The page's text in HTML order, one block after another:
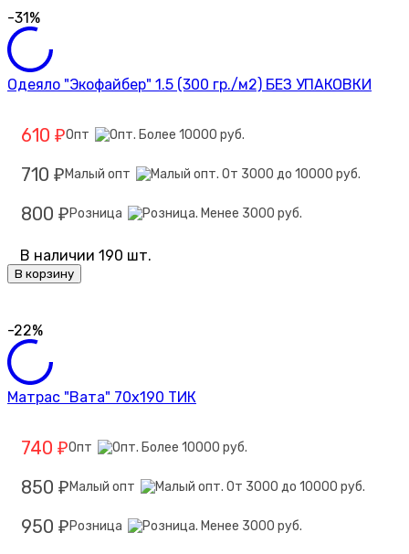
-31%
Одеяло "Экофайбер" 1.5 (300 гр./м2) БЕЗ УПАКОВКИ
610 ₽Опт
710 ₽ Малый опт
800 ₽ Розница
В наличии 190 шт.
В корзину
-22%
Матрас "Вата" 70х190 ТИК
740 ₽Опт
850 ₽ Малый опт
950 ₽ Розница